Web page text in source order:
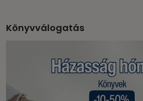
Könyvválogatás